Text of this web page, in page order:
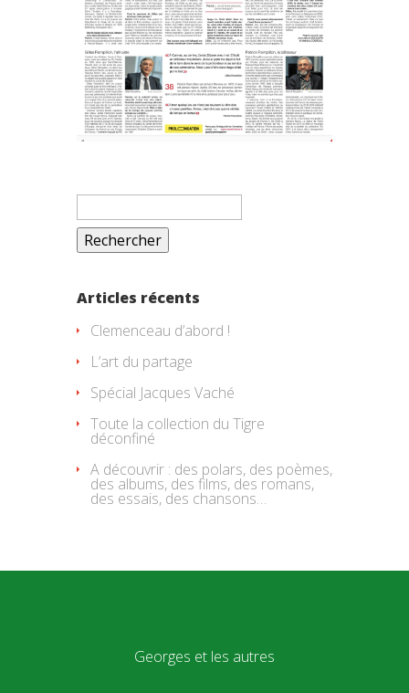
Rechercher :
Articles récents
Clemenceau d’abord !
L’art du partage
Spécial Jacques Vaché
Toute la collection du Tigre
déconfiné
A découvrir : des polars, des poèmes,
des albums, des films, des romans,
des essais, des chansons…
Georges et les autres